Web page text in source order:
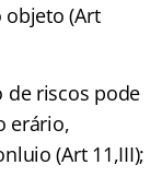
objeto (Art
de riscos pode
erário,
(Art 11,III);